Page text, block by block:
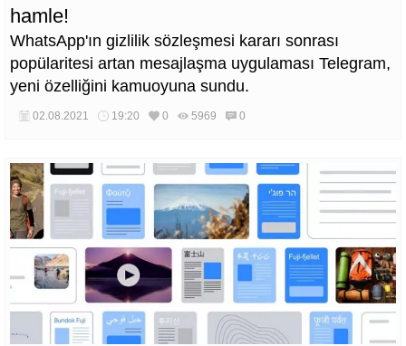
hamle!
WhatsApp'ın gizlilik sözleşmesi kararı sonrası
popülaritesi artan mesajlaşma uygulaması Telegram,
yeni özelliğini kamuoyuna sundu.
02.08.2021 19:20 0 5969 0